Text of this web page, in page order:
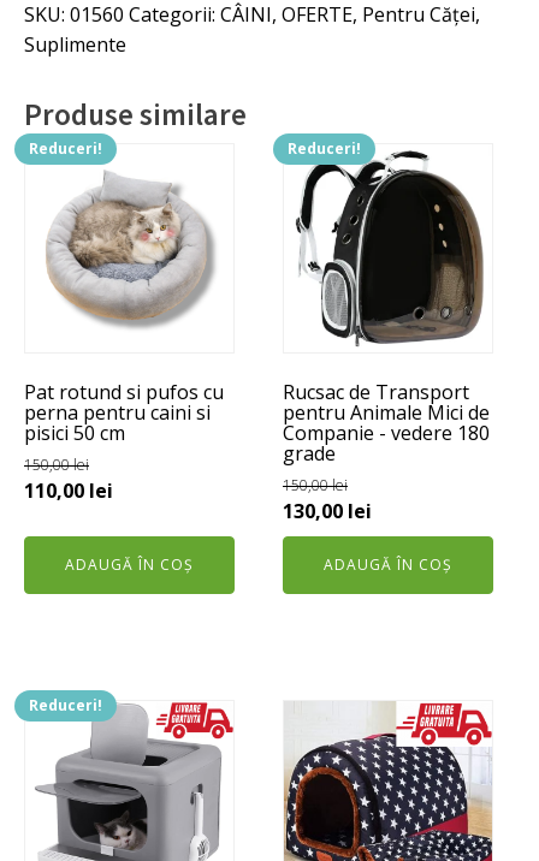
85
tablete
SKU: 01560 Categorii: CÂINI, OFERTE, Pentru Căței,
Suplimente
Produse similare
Reduceri!
Pat rotund si pufos cu
perna pentru caini si
pisici 50 cm
150,00lei
Prețul
110,00 lei
este:
110,00 lei.
ADAUGĂ ÎN COȘ
Reduceri!
Rucsac de Transport
pentru Animale Mici de
Companie - vedere 180
grade
150,00lei
Prețul
inițial
fost:
130,00 lei
curent
este:
130,00 lei.
ADAUGĂ ÎN COȘ
Reduceri!